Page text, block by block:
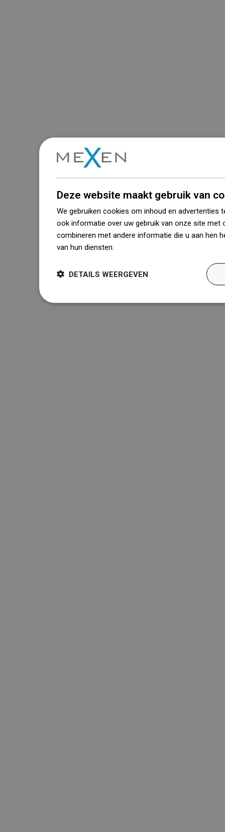
Deze website maakt gebruik van
We gebruiken cookies om inhoud en advertenties
ook informatie over uw gebruik van onze site met
combineren met andere informatie die u aan hen
van hun diensten.
DETAILS WEERGEVEN